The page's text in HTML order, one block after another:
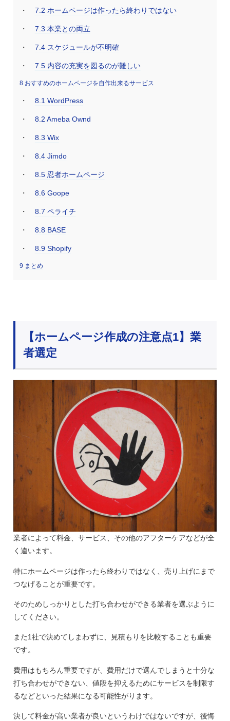
7.2 ホームページは作ったら終わりではない
7.3 本業との両立
7.4スケジュールが不明確
7.5内容の充実を図るのが難しい
8おすすめのホームページを自作出来るサービス
8.1 WordPress
8.2 Ameba Ownd
8.3 Wix
8.4Jimdo
8.5忍者ホームページ
8.6Goope
8.7 ペライチ
8.8 BASE
8.9Shopify
9 まとめ
【ホームページ作成の注意点1】業
者選定
業者によって料金、サービス、その他のアフターケアなどが全
く違います。
特にホームページは作ったら終わりではなく、売り上げにまで
つなげることが重要です。
そのためしっかりとした打ち合わせができる業者を選ぶように
してください。
また1社で決めてしまわずに、見積もりを比較することも重要
です。
費用はもちろん重要ですが、費用だけで選んでしまうと十分な
打ち合わせができない、値段を抑えるためにサービスを制限す
るなどといった結果になる可能性がります。
決して料金が高い業者が良いというわけではないですが、後悔